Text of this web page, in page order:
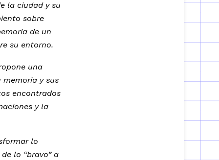
la ciudad y su
sobre
de un
su entorno.
una
y sus
encontrados
y la
lo
lo “bravo” a